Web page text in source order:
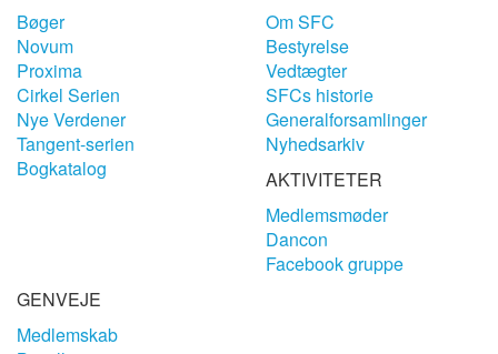
Bøger
Novum
Proxima
Cirkel Serien
Nye Verdener
Tangent-serien
Bogkatalog
Om SFC
Bestyrelse
Vedtægter
SFCs historie
Generalforsamlinger
Nyhedsarkiv
AKTIVITETER
Medlemsmøder
Dancon
Facebook gruppe
GENVEJE
Medlemskab